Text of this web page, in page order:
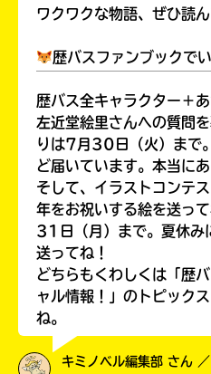
ワクワクな物語、ぜひ読ん
歴バスファンブックで
歴バス全キャラクター＋あ
左近堂絵里さんへの質問
りは7月30日（火）ま
ど届いています。本当にあ
そして、イラストコンテ
年をお祝いする絵を送っ
31日（月）まで。夏休み
送ってね！
どちらもくわしくは「歴バ
ャル情報！」のトピック
ね。
キミノベル編集部 さん